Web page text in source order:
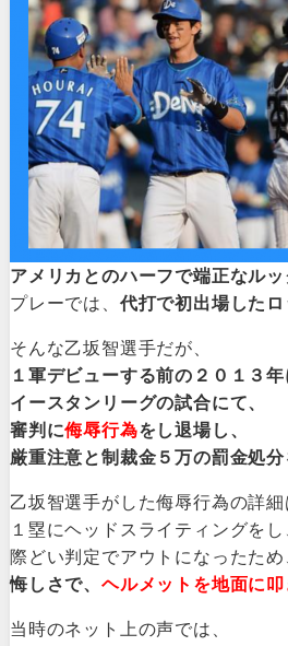
アメリカとのハーフで端正なルッ
プレーでは、 代打で初出場した
そんな乙坂智選手だが、
１軍デビューする前の２０１３年
イースタンリーグの試合にて、
審判に侮辱行為をし退場し、
厳重注意と制裁金５万の罰金処分
乙坂智選手がした侮辱行為の詳細
１塁にヘッドスライティングをし
際どい判定でアウトになったため
悔しさで、 ヘルメットを地面に叩
当時のネット上の声では、